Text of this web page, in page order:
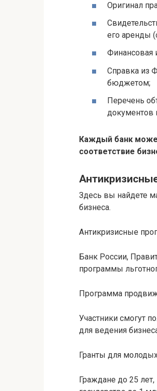
Оригинал
его аренды
Финансовая
Справка из
бюджетом;
Перечень
документов
Каждый банк
соответствие
Здесь вы найдете
бизнеса.
Антикризисные
Банк России,
программы
Программа
Участники смогут
для ведения
Гранты для
Граждане до 25